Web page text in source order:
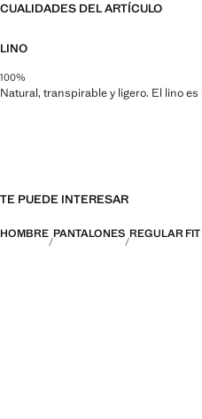
CUALIDADES DEL ARTÍCULO
LINO
100%
Natural, transpirable y ligero. El lino
TE PUEDE INTERESAR
HOMBRE PANTALONES REGULAR FIT